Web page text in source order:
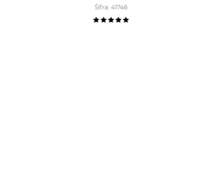
Šifra: 41746